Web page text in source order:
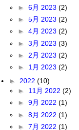
► 6月 2023 (2)
► 5月 2023 (2)
► 4月 2023 (2)
► 3月 2023 (3)
► 2月 2023 (2)
► 1月 2023 (2)
► 2022 (10)
► 11月 2022 (2)
► 9月 2022 (1)
► 8月 2022 (1)
► 7月 2022 (1)